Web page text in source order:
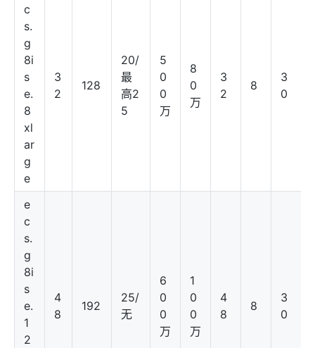
c
s.
g
8i
s
e.
8
xl
ar
g
e
3
2
128
20/
最
高2
5
5
0
0
万
8
0
万
3
2
8
3
0
e
c
s.
g
8i
s
e.
1
2
4
8
192
25/
无
6
0
0
万
1
0
0
万
4
8
8
3
0